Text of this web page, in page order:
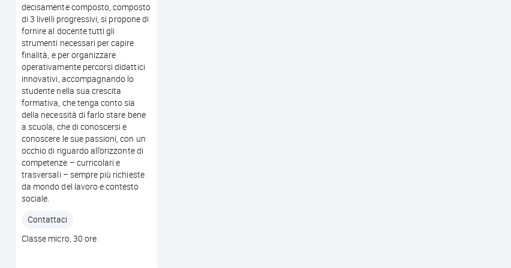
decisamente composto, composto
di 3 livelli progressivi, si propone di
fornire al docente tutti gli
strumenti necessari per capire
finalità, e per organizzare
operativamente percorsi didattici
innovativi, accompagnando lo
studente nella sua crescita
formativa, che tenga conto sia
della necessità di farlo stare bene
a scuola, che di conoscersi e
conoscere le sue passioni, con un
occhio di riguardo all’orizzonte di
competenze – curricolari e
trasversali – sempre più richieste
da mondo del lavoro e contesto
sociale.
Contattaci
Corso
Classe micro, 30 ore